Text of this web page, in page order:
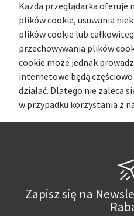
Każda przeglądarka oferuje
plików cookie, usuwania
plików cookie lub
przechowywania plików
cookie może jednak
internetowe będą
działać. Dlatego nie zaleca
w przypadku korzystania z
Zapisz się na